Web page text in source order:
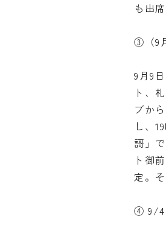
も出
③（9
9月9
ト、
ブか
し、
謌」
ト御
定。
④ 9/4